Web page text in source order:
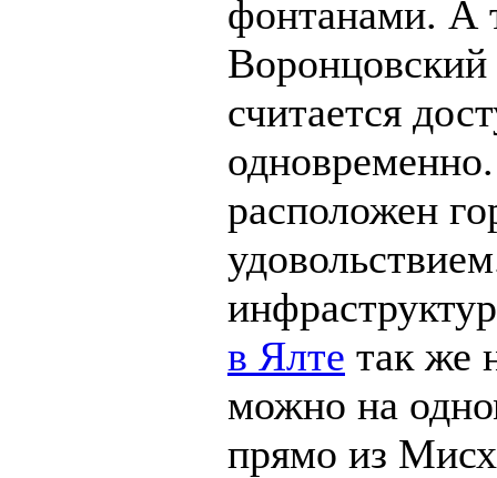
фонтанами. А
считается
расположен
в Ялте так же
можно на
прямо из